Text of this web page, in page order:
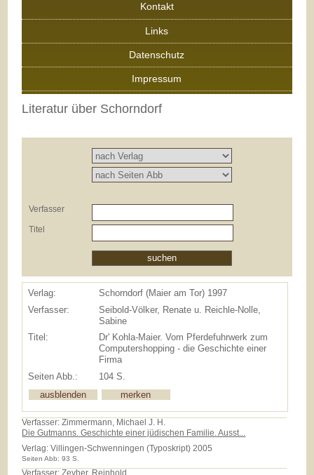
Kontakt
Links
Datenschutz
Impressum
Literatur über Schorndorf
Verfasser
Titel
Verlag:
Schorndorf (Maier am Tor) 1997
Verfasser:
Seibold-Völker, Renate u. Reichle-Nolle,
Sabine
Titel:
Dr' Kohla-Maier. Vom Pferdefuhrwerk zum
Computershopping - die Geschichte einer
Firma
Seiten Abb.:
104 S.
Verfasser: Zimmermann, Michael J. H.
Die Gutmanns. Geschichte einer jüdischen Familie. Ausst...
Verlag:Villingen-Schwenningen (Typoskript) 2005
Seiten Abb: 93 S.
Verfasser: Zeyher, Reinhold